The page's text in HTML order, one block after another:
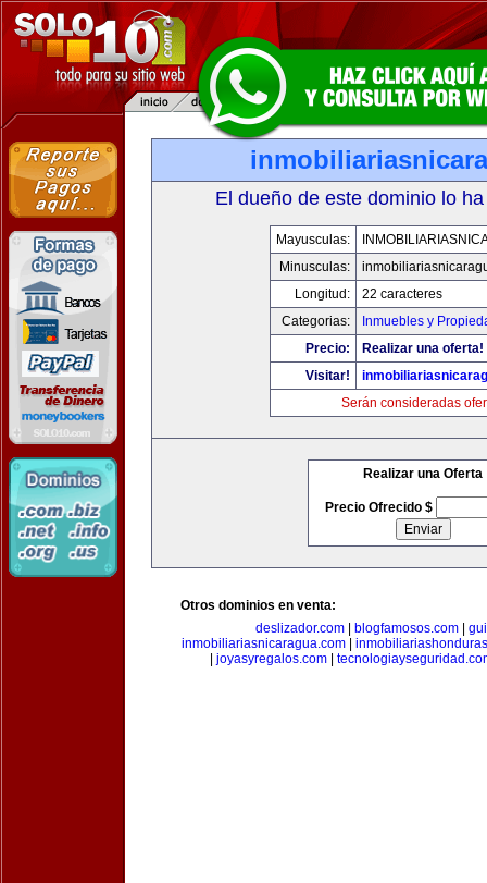
El dueño de este dominio lo
Mayusculas:
Minusculas:
Longitud:
22 caracteres
Categorias:
Inmuebles y
Precio:
Realizar una oferta!
Visitar!
Serán consideradas
Realizar una Oferta
Precio Ofrecido $
Otros dominios en venta:
deslizador.com| blogfamosos.com|
inmobiliariasnicaragua.com|
joyasyregalos.com